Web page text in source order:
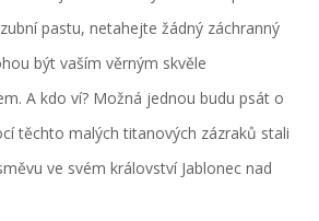
pastu, netahejte žádný záchranný
být vaším věrným skvěle
A kdo ví? Možná jednou budu psát o
těchto malých titanových zázraků stali
ve svém království Jablonec nad